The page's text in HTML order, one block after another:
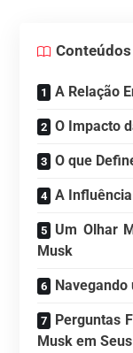
A Relação
O Impacto
O que
A
Um Olhar
Musk
Perguntas
Musk em